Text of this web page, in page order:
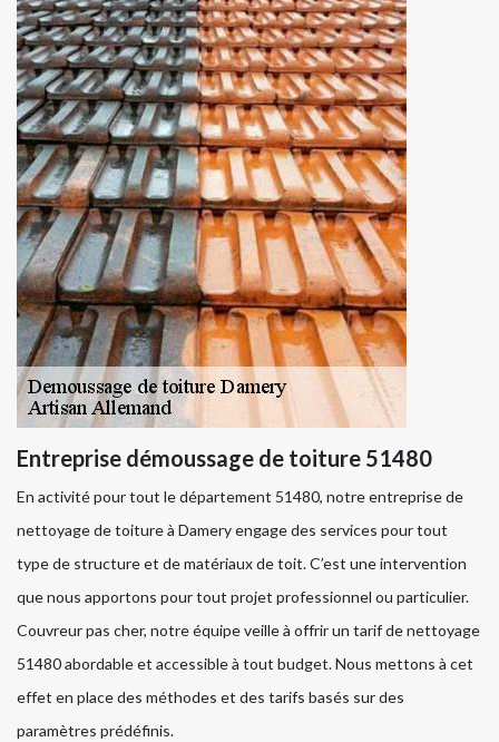
Entreprise démoussage de toiture 51480
En activité pour tout le département 51480, notre entreprise de
nettoyage de toiture à Damery engage des services pour tout
type de structure et de matériaux de toit. C’est une intervention
que nous apportons pour tout projet professionnel ou particulier.
Couvreur pas cher, notre équipe veille à offrir un tarif de nettoyage
51480 abordable et accessible à tout budget. Nous mettons à cet
effet en place des méthodes et des tarifs basés sur des
paramètres prédéfinis.